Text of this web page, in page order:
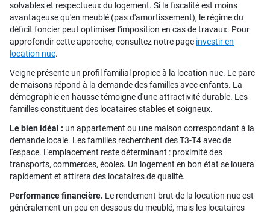
solvables et respectueux du logement. Si la fiscalité est moins
avantageuse qu'en meublé (pas d'amortissement), le régime du
déficit foncier peut optimiser l'imposition en cas de travaux. Pour
approfondir cette approche, consultez notre page investir en
location nue.
Veigne présente un profil familial propice à la location nue. Le parc
de maisons répond à la demande des familles avec enfants. La
démographie en hausse témoigne d'une attractivité durable. Les
familles constituent des locataires stables et soigneux.
Le bien idéal : un appartement ou une maison correspondant à la
demande locale. Les familles recherchent des T3-T4 avec de
l'espace. L'emplacement reste déterminant : proximité des
transports, commerces, écoles. Un logement en bon état se louera
rapidement et attirera des locataires de qualité.
Performance financière. Le rendement brut de la location nue est
généralement un peu en dessous du meublé, mais les locataires